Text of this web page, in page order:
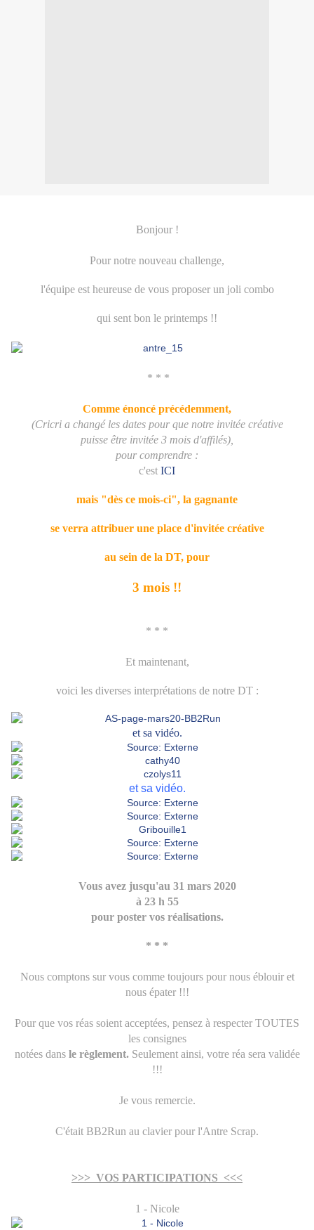
Bonjour !
Pour notre nouveau challenge,
l'équipe est heureuse de vous proposer un joli combo
qui sent bon le printemps !!
* * *
Comme énoncé précédemment,
(Cricri a changé les dates pour que notre invitée créative
puisse être invitée 3 mois d'affilés),
pour comprendre :
c'est ICI
mais "dès ce mois-ci", la gagnante
se verra attribuer une place d'invitée créative
au sein de la DT, pour
3 mois !!
* * *
Et maintenant,
voici les diverses interprétations de notre DT :
et sa vidéo.
et sa vidéo.
Vous avez jusqu'au 31 mars 2020
à 23 h 55
pour poster vos réalisations.
* * *
Nous comptons sur vous comme toujours pour nous éblouir et
nous épater !!!
Pour que vos réas soient acceptées, pensez à respecter TOUTES
les consignes
notées dans le règlement.Seulement ainsi, votre réa sera validée
!!!
Je vous remercie.
C'était BB2Run au clavier pour l'Antre Scrap.
>>> VOS PARTICIPATIONS <<<
1 - Nicole